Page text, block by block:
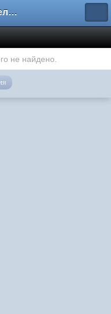
Форум владельцев интернет-магазинов
не найдено.